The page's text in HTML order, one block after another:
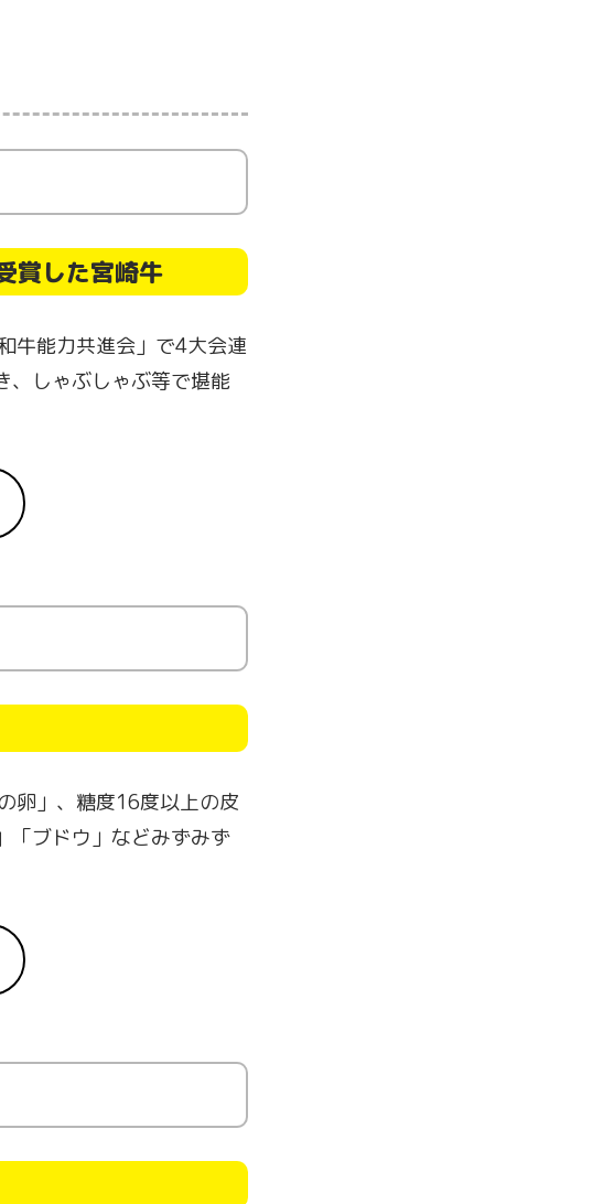
賞した宮崎牛
牛能力共進会」で4大会連
、しゃぶしゃぶ等で堪能
卵」、糖度16度以上の皮
「ブドウ」などみずみず